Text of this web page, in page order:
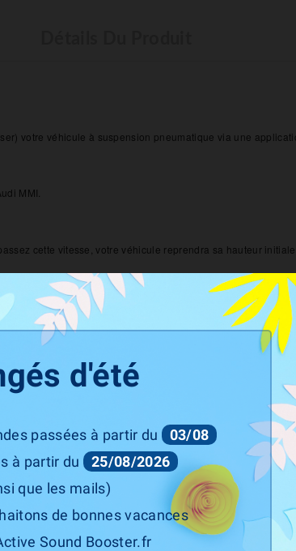
votre véhicule à suspension pneumatique via une
MMI.
cette vitesse, votre véhicule reprendra sa hauteur initiale.
mode Show et votre véhicule descend comme vous le
ne pouvez pas vous en rendre compte avant qu'elle ne
développé une fonction dans l'application. Il est possible de
de l'automobile.
d'été
passées à partir du
03/08
à partir du
25/08/2026
que les mails)
de bonnes vacances
Sound Booster.fr